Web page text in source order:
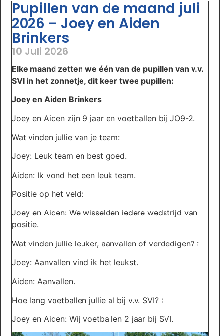
Pupillen van de maand juli
2026 – Joey en Aiden
Brinkers
10 Juli 2026
Elke maand zetten we één van de pupillen van v.v.
SVI in het zonnetje, dit keer twee pupillen:
Joey en Aiden Brinkers
Joey en Aiden zijn 9 jaar en voetballen bij JO9-2.
Wat vinden jullie van je team:
Joey: Leuk team en best goed.
Aiden: Ik vond het een leuk team.
Positie op het veld:
Joey en Aiden: We wisselden iedere wedstrijd van
positie.
Wat vinden jullie leuker, aanvallen of verdedigen? :
Joey: Aanvallen vind ik het leukst.
Aiden: Aanvallen.
Hoe lang voetballen jullie al bij v.v. SVI? :
Joey en Aiden: Wij voetballen 2 jaar bij SVI.